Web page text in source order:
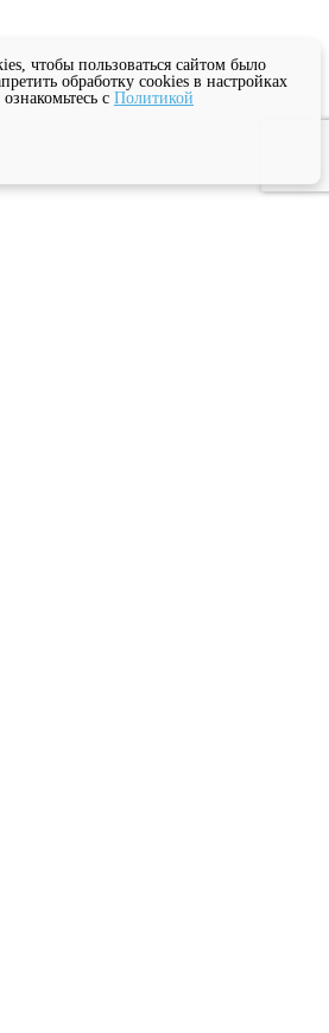
чтобы пользоваться сайтом было
обработку cookies в настройках
с Политикой